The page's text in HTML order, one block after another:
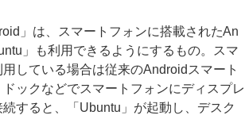
」は、スマートフォンに搭載されたAn
」も利用できるようにするもの。スマ
している場合は従来のAndroidスマート
ックなどでスマートフォンにディスプレ
すると、「Ubuntu」が起動し、デスク